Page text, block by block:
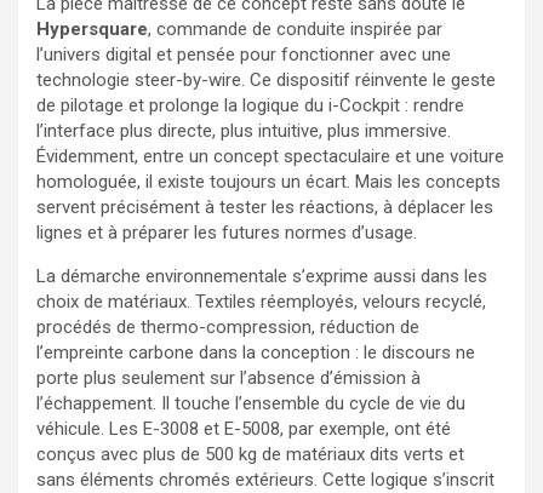
Hypersquare, commande de conduite inspirée par
l’univers digital et pensée pour fonctionner avec une
technologie steer-by-wire. Ce dispositif réinvente le geste
de pilotage et prolonge la logique du i-Cockpit : rendre
l’interface plus directe, plus intuitive, plus immersive.
Évidemment, entre un concept spectaculaire et une voiture
homologuée, il existe toujours un écart. Mais les concepts
servent précisément à tester les réactions, à déplacer les
lignes et à préparer les futures normes d’usage.
La démarche environnementale s’exprime aussi dans les
choix de matériaux. Textiles réemployés, velours recyclé,
procédés de thermo-compression, réduction de
l’empreinte carbone dans la conception : le discours ne
porte plus seulement sur l’absence d’émission à
l’échappement. Il touche l’ensemble du cycle de vie du
véhicule. Les E-3008 et E-5008, par exemple, ont été
conçus avec plus de 500 kg de matériaux dits verts et
sans éléments chromés extérieurs. Cette logique s’inscrit